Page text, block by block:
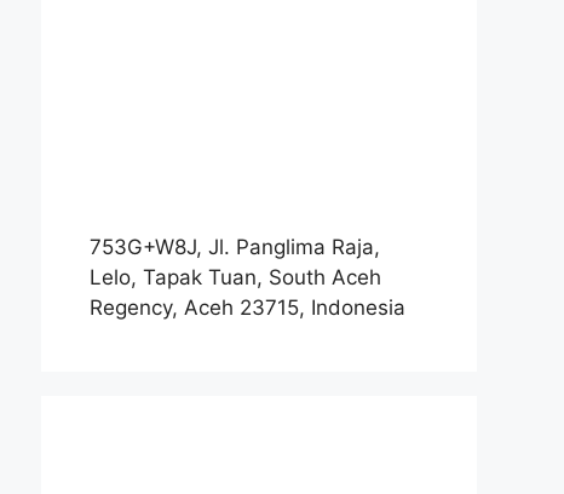
753G+W8J, Jl. Panglima Raja,
Lelo, Tapak Tuan, South Aceh
Regency, Aceh 23715, Indonesia